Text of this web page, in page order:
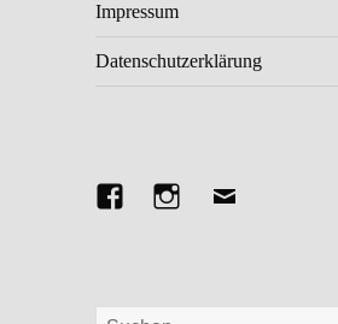
Impressum
Datenschutzerklärung
FacebookInstagram
E-
Suchen